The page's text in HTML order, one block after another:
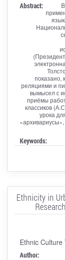
Abstract:
показано,
реляциями и
вымысел с
приёмы
классиков
урока
Keywords:
Ethnicity in
Ethnic Culture
Author: